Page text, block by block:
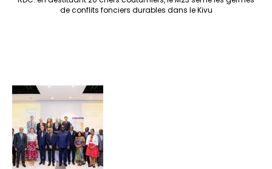
de conflits fonciers durables dans le Kivu